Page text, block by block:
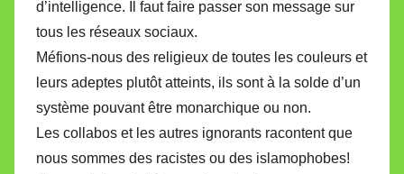
d’intelligence. Il faut faire passer son message sur
tous les réseaux sociaux.
Méfions-nous des religieux de toutes les couleurs et
leurs adeptes plutôt atteints, ils sont à la solde d’un
système pouvant être monarchique ou non.
Les collabos et les autres ignorants racontent que
nous sommes des racistes ou des islamophobes!